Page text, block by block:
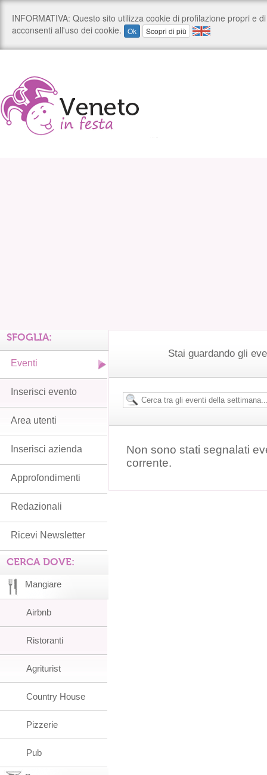
Stai guardando gli
Non sono stati segnalati
corrente.
SFOGLIA:
Eventi
Inserisci evento
Area utenti
Inserisci azienda
Approfondimenti
Redazionali
Ricevi Newsletter
CERCA DOVE:
Mangiare
Airbnb
Ristoranti
Agriturist
Country House
Pizzerie
Pub